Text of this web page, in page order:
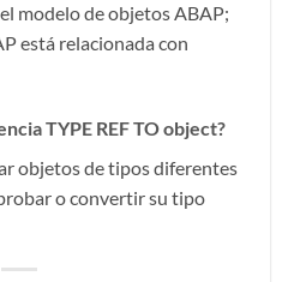
modelo de objetos ABAP;
está relacionada con
TYPE REF TO object?
objetos de tipos diferentes
o convertir su tipo